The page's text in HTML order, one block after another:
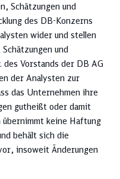
Schätzungen und
des DB-Konzerns
wider und stellen
und
des Vorstands der DB AG
der Analysten zur
das Unternehmen ihre
gutheißt oder damit
keine Haftung
behält sich die
insoweit Änderungen